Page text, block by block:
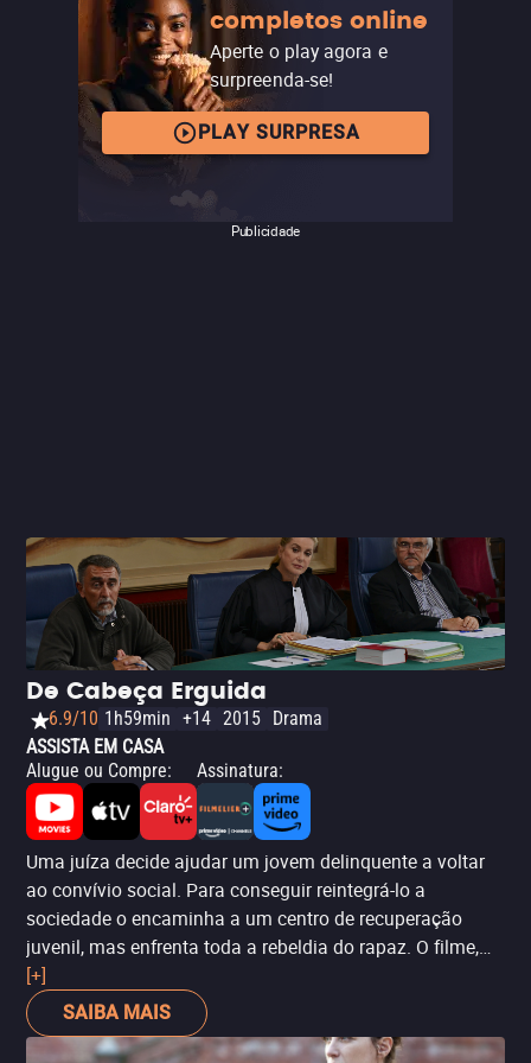
de Deniz Gamze Ergüven.completos online
Aperte o play agora e
surpreenda-se!
PLAY SURPRESA
Publicidade
De Cabeça Erguida
6.9/10 1h59min +14 2015 Drama
ASSISTA EM CASA
Alugue ou Compre: Assinatura:
Uma juíza decide ajudar um jovem delinquente a voltar
ao convívio social. Para conseguir reintegrá-lo a
sociedade o encaminha a um centro de recuperação
juvenil, mas enfrenta toda a rebeldia do rapaz. O filme,
dirigido por Emmanuelle Bercot, é tocante, retratando
uma história que acontece centenas, milhares de vezes
todos os dias. Rod Paradot é elétrico em cena, vivendo
[+]
SAIBA MAIS